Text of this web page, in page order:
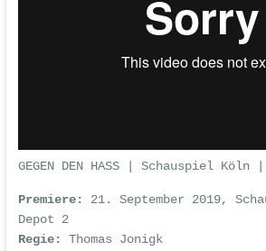
GEGEN DEN HASS | Schauspiel
Premiere:
21. September 2019,
Depot 2
Regie:
Thomas Jonigk